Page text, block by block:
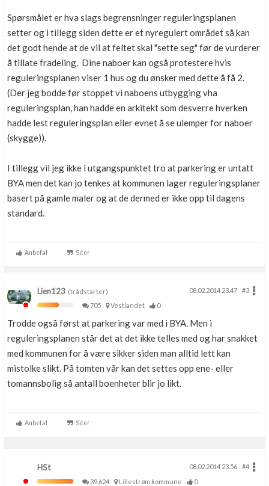
Spørsmålet er hva slags begrensninger reguleringsplanen
setter og i tillegg siden dette er et nyregulert området så kan
det godt hende at de vil at feltet skal "sette seg" før de vurderer
å tillate fradeling. Dine naboer kan også protestere hvis
reguleringsplanen viser 1 hus og du ønsker med dette å få 2.
(Der jeg bodde før stoppet vi naboens utbygging vha
reguleringsplan, han hadde en arkitekt som desverre hverken
hadde lest reguleringsplan eller evnet å se ulemper for naboer
(skygge)).
I tillegg vil jeg ikke i utgangspunktet tro at parkering er untatt
BYA men det kan jo tenkes at kommunen lager reguleringsplaner
basert på gamle maler og at de dermed er ikke opp til dagens
standard.
Anbefal Siter
Lien123 (trådstarter) 08.02.2014 23.47
#3
705
Vestlandet 0
Trodde også først at parkering var med i BYA. Men i
reguleringsplanen står det at det ikke telles med og har snakket
med kommunen for å være sikker siden man alltid lett kan
mistolke slikt. På tomten vår kan det settes opp ene- eller
tomannsbolig så antall boenheter blir jo likt.
Anbefal Siter
HSt 08.02.2014 23.56
#4
39,624
Lillestrøm kommune 0